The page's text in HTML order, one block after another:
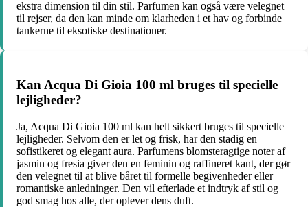
ekstra dimension til din stil. Parfumen kan også være velegnet
til rejser, da den kan minde om klarheden i et hav og forbinde
tankerne til eksotiske destinationer.
Kan Acqua Di Gioia 100 ml bruges til specielle
lejligheder?
Ja, Acqua Di Gioia 100 ml kan helt sikkert bruges til specielle
lejligheder. Selvom den er let og frisk, har den stadig en
sofistikeret og elegant aura. Parfumens blomsteragtige noter af
jasmin og fresia giver den en feminin og raffineret kant, der gør
den velegnet til at blive båret til formelle begivenheder eller
romantiske anledninger. Den vil efterlade et indtryk af stil og
god smag hos alle, der oplever dens duft.